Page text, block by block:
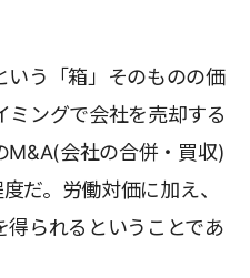
いう「箱」そのものの価
ングで会社を売却する
M&A(会社の合併・買収)
だ。労働対価に加え、
得られるということであ